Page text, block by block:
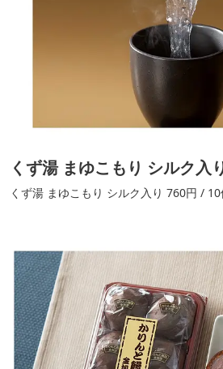
くず湯 まゆこもり シルク入
くず湯 まゆこもり シルク入り 760円 / 10